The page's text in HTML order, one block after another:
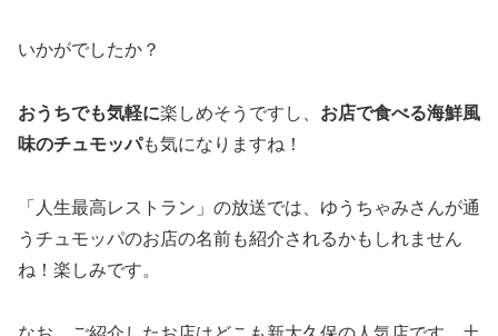
いかがでしたか？
おうちでも気軽に楽しめそうですし、 お店で食べる海鮮風
味のチュモッパも気になりますね！
「人生最高レストラン」の放送では、ゆうちゃみさんが通
うチュモッパのお店の名前も紹介されるかもしれません
ね！楽しみです。